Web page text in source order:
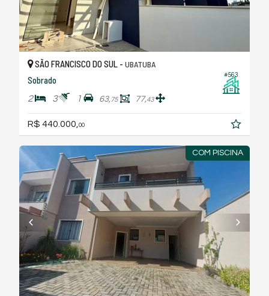
#563
SÃO FRANCISCO DO SUL - UBATUBA
Sobrado
2 3 1 63,75 77,43
R$ 440.000, 00
COM PISCINA